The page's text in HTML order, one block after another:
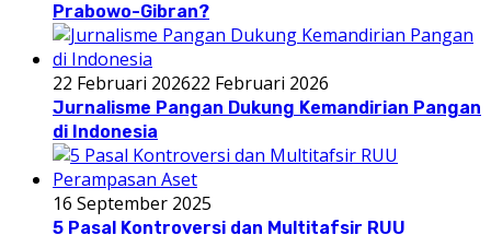
Prabowo-Gibran?
22 Februari 202622 Februari 2026
Jurnalisme Pangan Dukung Kemandirian Pangan
di Indonesia
16 September 2025
5 Pasal Kontroversi dan Multitafsir RUU